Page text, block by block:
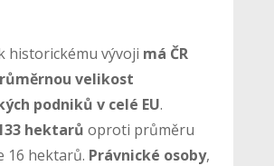
historickému vývoji má ČR
velikost
podniků v celé EU.
hektarů oproti průměru
16 hektarů. Právnické osoby,